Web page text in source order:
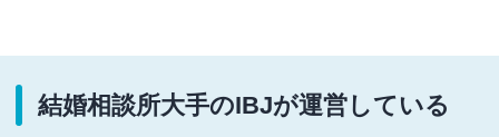
結婚相談所大手のIBJが運営している